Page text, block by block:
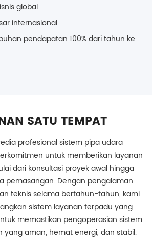
global
internasional
pendapatan 100% dari tahun ke
SATU TEMPAT
profesional sistem pipa udara
untuk memberikan layanan
dari konsultasi proyek awal hingga
pemasangan. Dengan pengalaman
teknis selama bertahun-tahun, kami
sistem layanan terpadu yang
memastikan pengoperasian sistem
yang aman, hemat energi, dan stabil.